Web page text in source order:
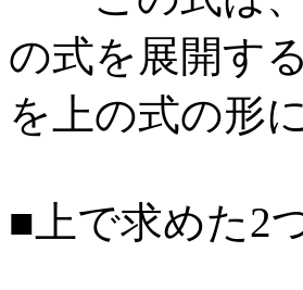
の式を展開す
を上の式の形
■上で求めた2